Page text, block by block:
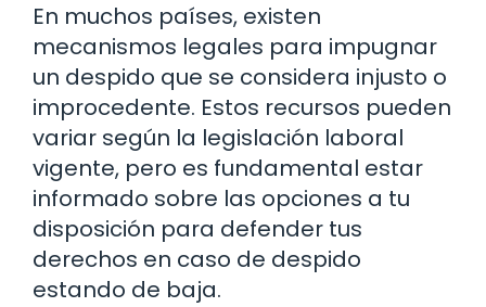
En muchos países, existen
mecanismos legales para impugnar
un despido que se considera injusto o
improcedente. Estos recursos pueden
variar según la legislación laboral
vigente, pero es fundamental estar
informado sobre las opciones a tu
disposición para defender tus
derechos en caso de despido
estando de baja.